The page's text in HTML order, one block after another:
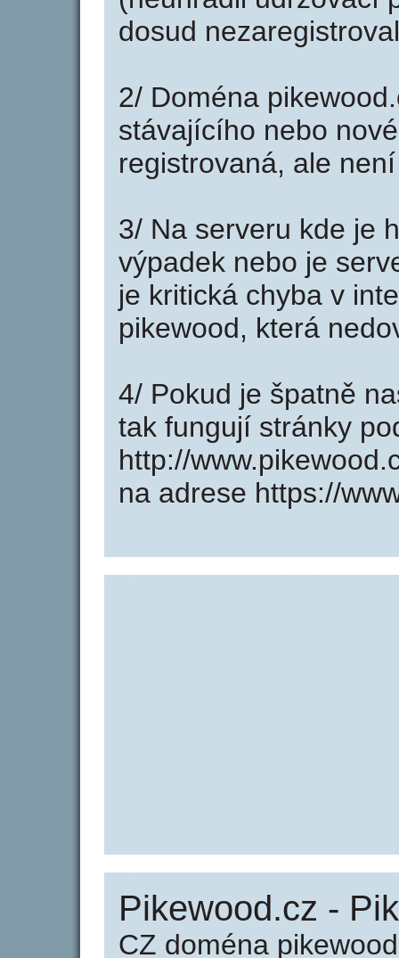
dosud
2/ Doména
stávajícího nebo
registrovaná, ale
3/ Na serveru kde je
výpadek nebo je
je kritická chyba v
pikewood, která
4/ Pokud je špatně
tak fungují stránky
http://
na adrese https://
Pikewood.cz -
CZ doména